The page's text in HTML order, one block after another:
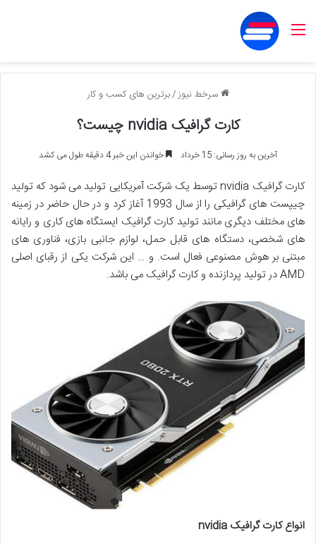
منو
سرخط نیوز/برترین های کسب و کار
کارت گرافیک nvidia چیست؟
آخرین به روز رسانی: 15 خرداد خواندن این خبر 4 دقیقه طول می کشد
کارت گرافیک nvidia توسط یک شرکت آمریکایی تولید می شود که تولید
چیپست های گرافیکی را از سال 1993 آغاز کرد و در حال حاضر در زمینه
های مختلف دیگری مانند تولید کارت گرافیک ایستگاه های کاری و رایانه
های شخصی، دستگاه های قابل حمل، لوازم جانبی بازی، فناوری های
مبتنی بر هوش مصنوعی فعال است. و … این شرکت یکی از رقبای اصلی
AMD در تولید پردازنده و کارت گرافیک می باشد.
انواع کارت گرافیک nvidia